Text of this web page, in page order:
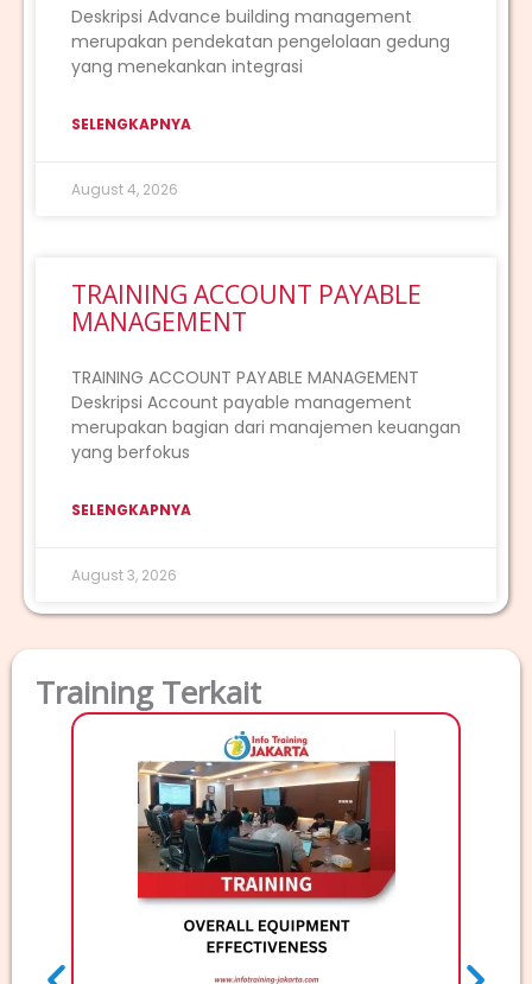
Deskripsi Advance building management
merupakan pendekatan pengelolaan gedung
yang menekankan integrasi
SELENGKAPNYA
August 4, 2026
TRAINING ACCOUNT PAYABLE
MANAGEMENT
TRAINING ACCOUNT PAYABLE MANAGEMENT
Deskripsi Account payable management
merupakan bagian dari manajemen keuangan
yang berfokus
SELENGKAPNYA
August 3, 2026
Training Terkait